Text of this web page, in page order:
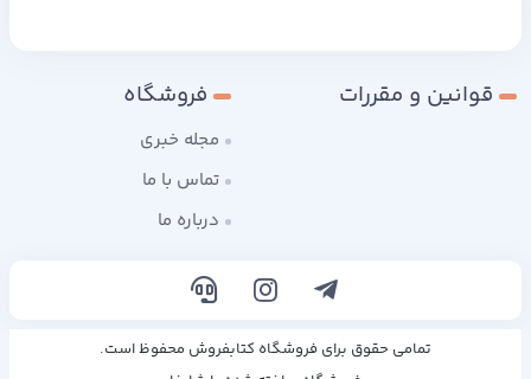
قوانین و مقررات فروشگاه
مجله خبری
تماس با ما
درباره ما
تمامی حقوق برای فروشگاه کتابفروش محفوظ است.